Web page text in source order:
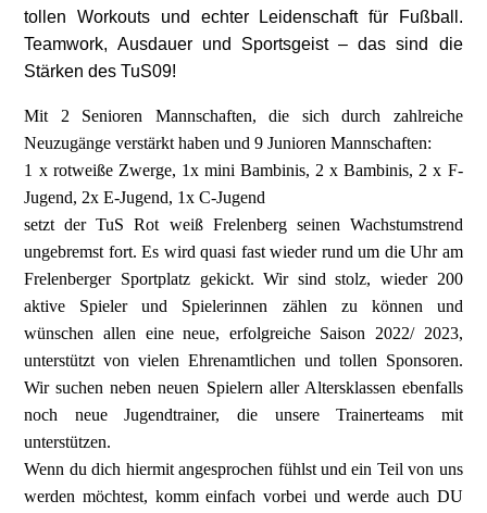
tollen Workouts und echter Leidenschaft für Fußball.
Teamwork, Ausdauer und Sportsgeist – das sind die
Stärken des TuS09!
Mit 2 Senioren Mannschaften, die sich durch zahlreiche
Neuzugänge verstärkt haben und 9 Junioren Mannschaften:
1 x rotweiße Zwerge, 1x mini Bambinis, 2 x Bambinis, 2 x F-
Jugend, 2x E-Jugend, 1x C-Jugend
setzt der TuS Rot weiß Frelenberg seinen Wachstumstrend
ungebremst fort. Es wird quasi fast wieder rund um die Uhr am
Frelenberger Sportplatz gekickt. Wir sind stolz, wieder 200
aktive Spieler und Spielerinnen zählen zu können und
wünschen allen eine neue, erfolgreiche Saison 2022/ 2023,
unterstützt von vielen Ehrenamtlichen und tollen Sponsoren.
Wir suchen neben neuen Spielern aller Altersklassen ebenfalls
noch neue Jugendtrainer, die unsere Trainerteams mit
unterstützen.
Wenn du dich hiermit angesprochen fühlst und ein Teil von uns
werden möchtest, komm einfach vorbei und werde auch DU